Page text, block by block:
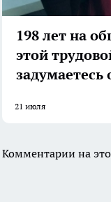
198 лет на
этой
задумаетесь
21 июля
Комментарии на